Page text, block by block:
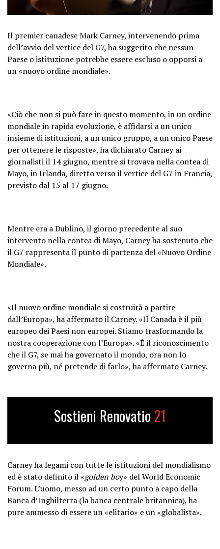
Il premier canadese Mark Carney, intervenendo prima
dell’avvio del vertice del G7, ha suggerito che nessun
Paese o istituzione potrebbe essere escluso o opporsi a
un «nuovo ordine mondiale».
«Ciò che non si può fare in questo momento, in un ordine
mondiale in rapida evoluzione, è affidarsi a un unico
insieme di istituzioni, a un unico gruppo, a un unico Paese
per ottenere le risposte», ha dichiarato Carney ai
giornalisti il 14 giugno, mentre si trovava nella contea di
Mayo, in Irlanda, diretto verso il vertice del G7 in Francia,
previsto dal 15 al 17 giugno.
Mentre era a Dublino, il giorno precedente al suo
intervento nella contea di Mayo, Carney ha sostenuto che
il G7 rappresenta il punto di partenza del «Nuovo Ordine
Mondiale».
«Il nuovo ordine mondiale si costruirà a partire
dall’Europa», ha affermato il Carney. «Il Canada è il più
europeo dei Paesi non europei. Stiamo trasformando la
nostra cooperazione con l’Europa». «È il riconoscimento
che il G7, se mai ha governato il mondo, ora non lo
governa più, né pretende di farlo», ha affermato Carney.
Sostieni Renovatio 21
Carney ha legami con tutte le istituzioni del mondialismo
ed è stato definito il «golden boy» del World Economic
Forum. L’uomo, messo ad un certo punto a capo della
Banca d’Inghilterra (la banca centrale britannica), ha
pure ammesso di essere un «elitario» e un «globalista».